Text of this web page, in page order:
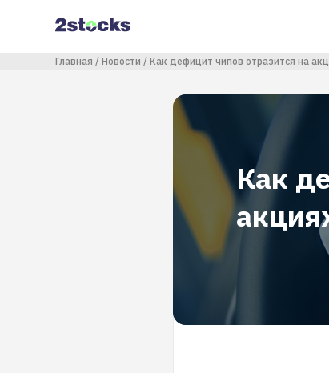
содержанию
Строка навигации
Главная Новости Как дефицит чипов отразится на
Как